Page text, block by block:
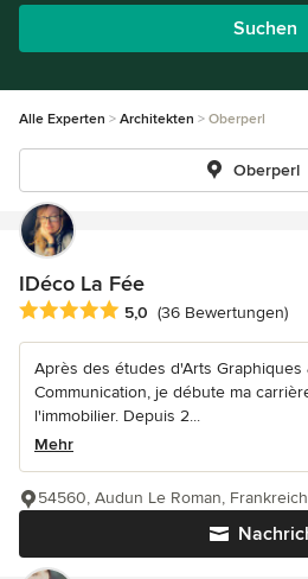
Suchen
Alle Experten Architekten Oberperl
Oberperl
IDéco La Fée
Durchschnittliche Bewertung: 5
5,0 (36 Bewertungen)
Après des études d'Arts Graphiques
Communication, je débute ma
l'immobilier. Depuis 2...
Mehr
54560, Audun Le Roman, Frankreich